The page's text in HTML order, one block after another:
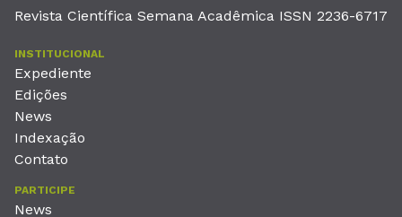
Revista Científica Semana Acadêmica ISSN 2236-6717
INSTITUCIONAL
Expediente
Edições
News
Indexação
Contato
PARTICIPE
News